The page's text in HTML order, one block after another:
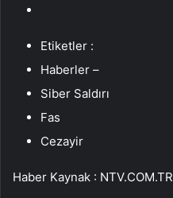
Etiketler :
Haberler –
Siber Saldırı
Fas
Cezayir
Haber Kaynak : NTV.COM.TR